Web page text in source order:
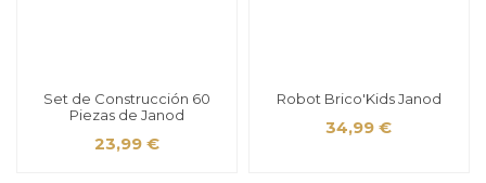
Set de Construcción 60
Piezas de Janod
23,99 €
Robot Brico'Kids Janod
34,99 €